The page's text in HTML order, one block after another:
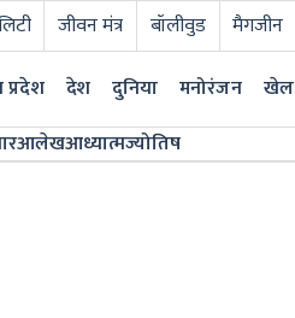
जीवन मंत्र बॉलीवुड
मैगजीन
प्रदेश
देश दुनिया मनोरंजन खेल
आलेखआध्यात्मज्योतिष